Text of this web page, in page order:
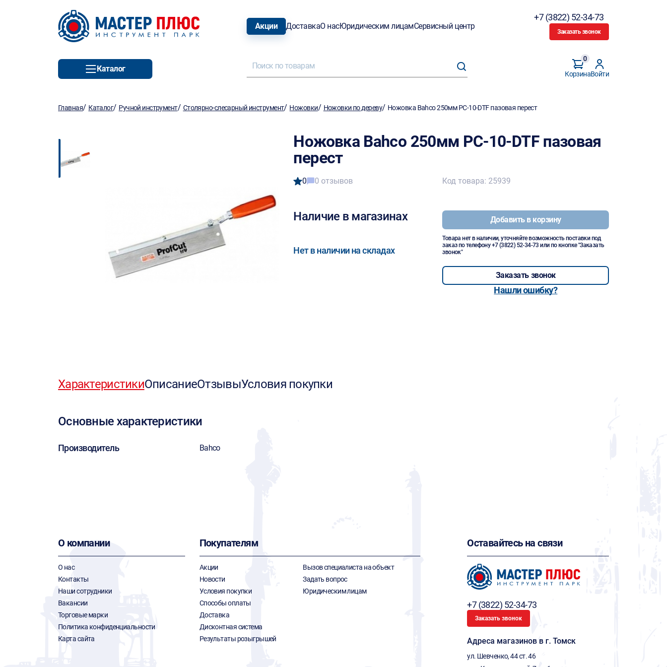
Акции ДоставкаО насЮридическим лицамСервисный центр
+7 (3822) 52-34-73
Заказать звонок
Каталог
Корзина
0
Войти
Главная/ Каталог/ Ручной инструмент/ Столярно-слесарный инструмент/ Ножовки/ Ножовки по дереву/ Ножовка Bahco 250мм PC-10-DTF пазовая перест
Ножовка Bahco 250мм PC-10-DTF пазовая
перест
0 0 отзывов
Наличие в магазинах
Нет в наличии на складах
Код товара: 25939
Добавить в корзину
Товара нет в наличии, уточняйте возможность поставки под
заказ по телефону+7 (3822) 52-34-73 или по кнопке "Заказать
звонок"
Заказать звонок
Нашли ошибку?
ХарактеристикиОписаниеОтзывыУсловия покупки
Основные характеристики
Производитель Bahco
О компании
О нас
Контакты
Наши сотрудники
Вакансии
Торговые марки
Политика конфиденциальности
Карта сайта
Покупателям
Акции
Новости
Условия покупки
Способы оплаты
Доставка
Дисконтная система
Результаты розыгрышей
Вызов специалиста на объект
Задать вопрос
Юридическим лицам
Оставайтесь на связи
+7 (3822) 52-34-73
Заказать звонок
Адреса магазинов в г. Томск
ул. Шевченко, 44 ст. 46